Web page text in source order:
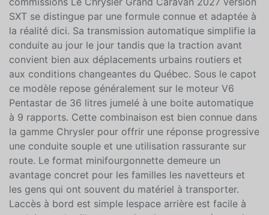
Habitacle pratique pour la famille »» Accès facile aux
places arrière »» Format utile pour vacances et
commissions Le Chrysler Grand Caravan 2027 version
SXT se distingue par une formule connue et adaptée à
la réalité dici. Sa transmission automatique simplifie la
conduite au jour le jour tandis que la traction avant
convient bien aux déplacements urbains routiers et
aux conditions changeantes du Québec. Sous le capot
ce modèle repose généralement sur le moteur V6
Pentastar de 36 litres jumelé à une boite automatique
à 9 rapports. Cette combinaison est bien connue dans
la gamme Chrysler pour offrir une réponse progressive
une conduite souple et une utilisation rassurante sur
route. Le format minifourgonnette demeure un
avantage concret pour les familles les navetteurs et